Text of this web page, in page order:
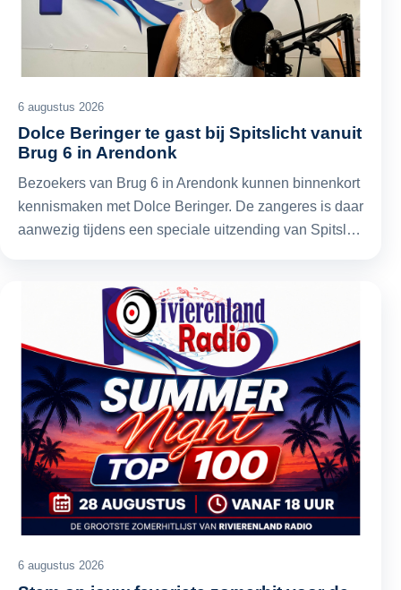
6 augustus 2026
Dolce Beringer te gast bij Spitslicht vanuit
Brug 6 in Arendonk
Bezoekers van Brug 6 in Arendonk kunnen binnenkort
kennismaken met Dolce Beringer. De zangeres is daar
aanwezig tijdens een speciale uitzending van Spitsl…
6 augustus 2026